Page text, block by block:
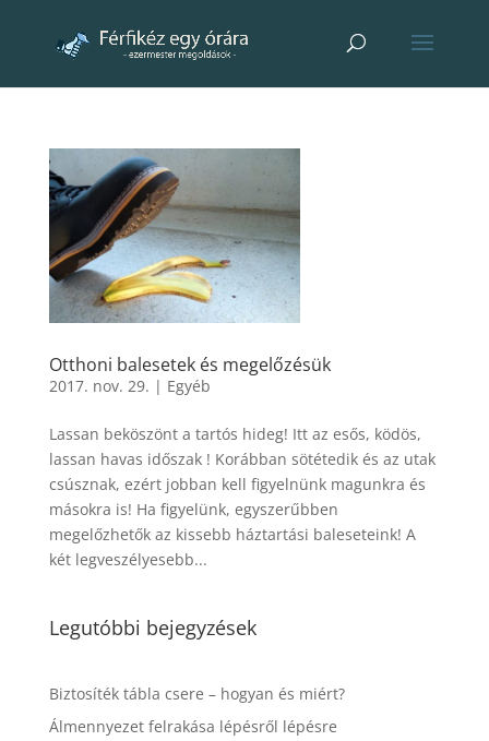
Otthoni balesetek és megelőzésük
2017. nov. 29. | Egyéb
Lassan beköszönt a tartós hideg! Itt az esős, ködös,
lassan havas időszak ! Korábban sötétedik és az utak
csúsznak, ezért jobban kell figyelnünk magunkra és
másokra is! Ha figyelünk, egyszerűbben
megelőzhetők az kissebb háztartási baleseteink! A
két legveszélyesebb...
Legutóbbi bejegyzések
Biztosíték tábla csere – hogyan és miért?
Álmennyezet felrakása lépésről lépésre